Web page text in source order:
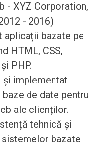
- XYZ Corporation,
- 2016)
aplicații bazate pe
HTML, CSS,
PHP.
implementat
de date pentru
ale clienților.
tehnică și
sistemelor bazate